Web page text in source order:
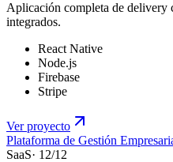
Aplicación completa de delivery
integrados.
React Native
Node.js
Firebase
Stripe
Ver proyecto
Plataforma de Gestión
SaaS· 12/12